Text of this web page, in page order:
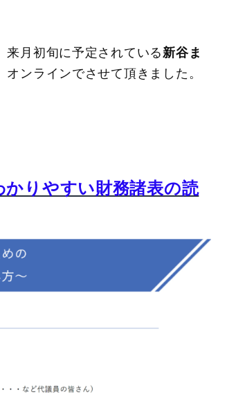
来月初旬に予定されている新谷ま
ンラインでさせて頂きました。
りやすい財務諸表の読